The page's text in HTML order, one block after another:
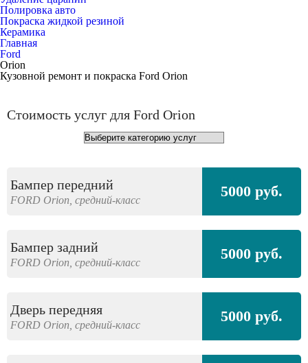
Полировка авто
Покраска жидкой резиной
Керамика
Главная
Ford
Orion
Кузовной ремонт и покраска Ford Orion
Стоимость услуг для Ford Orion
Бампер передний
FORD Orion, средний-класс 5000 руб.
Бампер задний
FORD Orion, средний-класс 5000 руб.
Дверь передняя
FORD Orion, средний-класс 5000 руб.